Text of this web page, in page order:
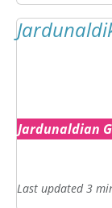
Jardunaldian
Last updated 3